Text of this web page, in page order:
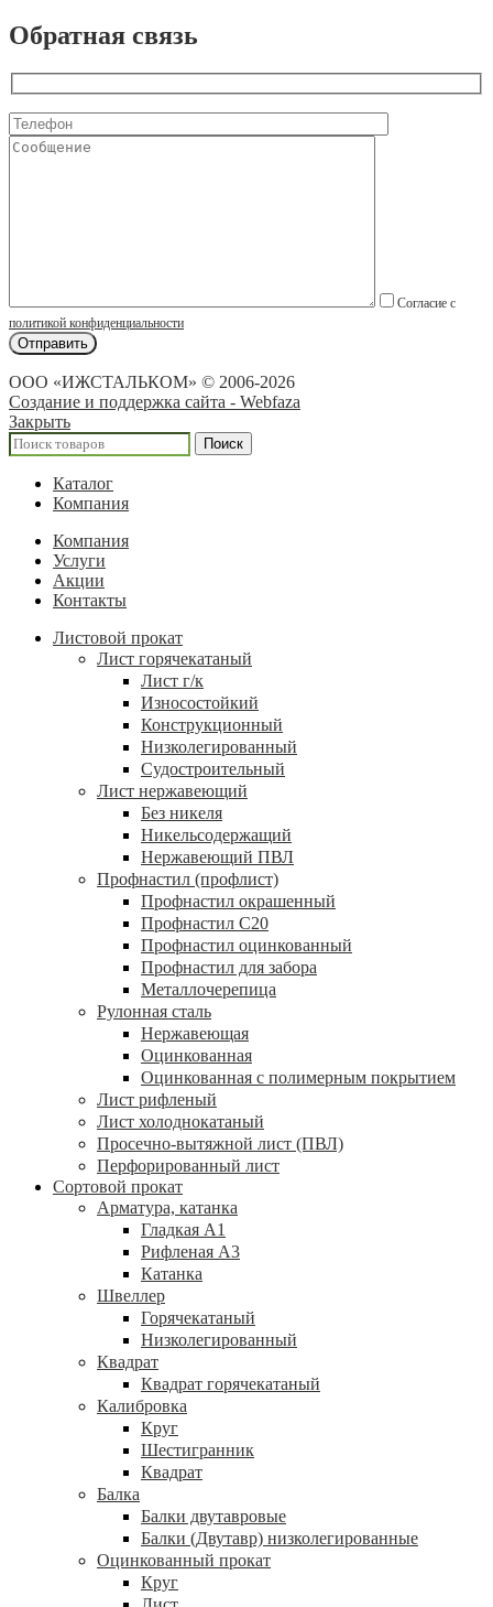
Обратная связь
Согласие с
политикой конфиденциальности
ООО «ИЖСТАЛЬКОМ» © 2006-2026
Создание и поддержка сайта - Webfaza
Закрыть
Поиск
Каталог
Компания
Компания
Услуги
Акции
Контакты
Листовой прокат
Лист горячекатаный
Лист г/к
Износостойкий
Конструкционный
Низколегированный
Судостроительный
Лист нержавеющий
Без никеля
Никельсодержащий
Нержавеющий ПВЛ
Профнастил (профлист)
Профнастил окрашенный
Профнастил С20
Профнастил оцинкованный
Профнастил для забора
Металлочерепица
Рулонная сталь
Нержавеющая
Оцинкованная
Оцинкованная с полимерным покрытием
Лист рифленый
Лист холоднокатаный
Просечно-вытяжной лист (ПВЛ)
Перфорированный лист
Сортовой прокат
Арматура, катанка
Гладкая А1
Рифленая А3
Катанка
Швеллер
Горячекатаный
Низколегированный
Квадрат
Квадрат горячекатаный
Калибровка
Круг
Шестигранник
Квадрат
Балка
Балки двутавровые
Балки (Двутавр) низколегированные
Оцинкованный прокат
Круг